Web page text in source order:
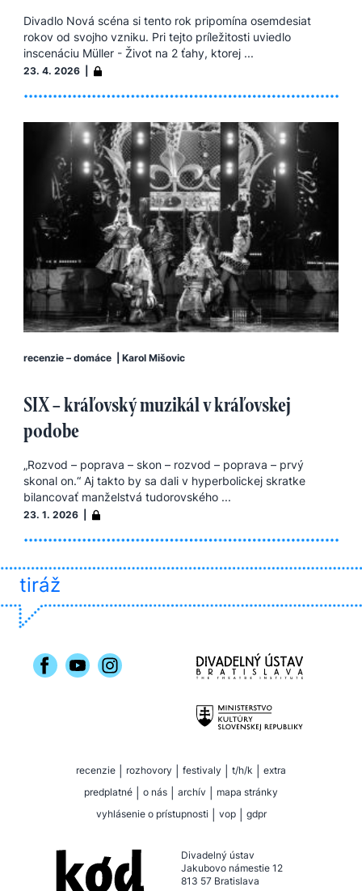
Divadlo Nová scéna si tento rok pripomína osemdesiat
rokov od svojho vzniku. Pri tejto príležitosti uviedlo
inscenáciu Müller - Život na 2 ťahy, ktorej ...
23. 4. 2026 |
recenzie – domáce Karol Mišovic
SIX – kráľovský muzikál v kráľovskej
podobe
„Rozvod – poprava – skon – rozvod – poprava – prvý
skonal on.“ Aj takto by sa dali v hyperbolickej skratke
bilancovať manželstvá tudorovského ...
23. 1. 2026 |
tiráž
recenzie rozhovory festivaly t/h/k
extra
predplatné
o nás archív
mapa stránky
vyhlásenie o prístupnosti
vop gdpr
Divadelný ústav
Jakubovo námestie 12
813 57 Bratislava